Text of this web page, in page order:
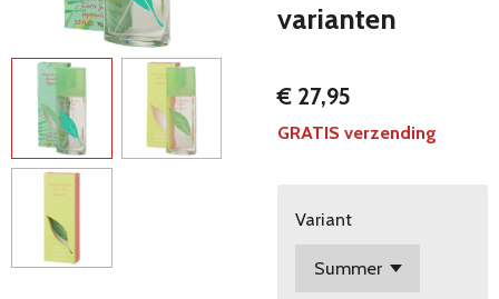
varianten
€ 27,95
GRATIS verzending
Variant